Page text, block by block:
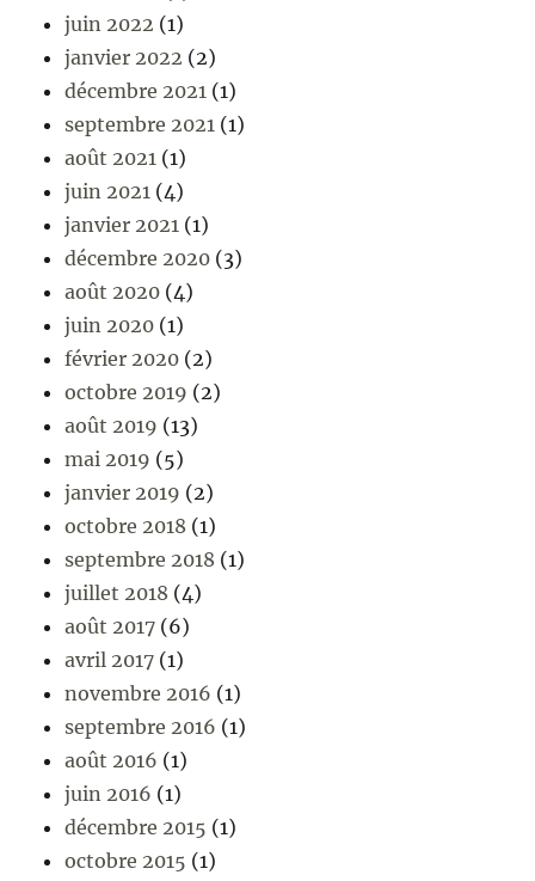
juin 2022 (1)
janvier 2022 (2)
décembre 2021 (1)
septembre 2021 (1)
août 2021 (1)
juin 2021 (4)
janvier 2021 (1)
décembre 2020 (3)
août 2020 (4)
juin 2020 (1)
février 2020 (2)
octobre 2019 (2)
août 2019 (13)
mai 2019 (5)
janvier 2019 (2)
octobre 2018 (1)
septembre 2018 (1)
juillet 2018 (4)
août 2017 (6)
avril 2017 (1)
novembre 2016 (1)
septembre 2016 (1)
août 2016 (1)
juin 2016 (1)
décembre 2015 (1)
octobre 2015 (1)